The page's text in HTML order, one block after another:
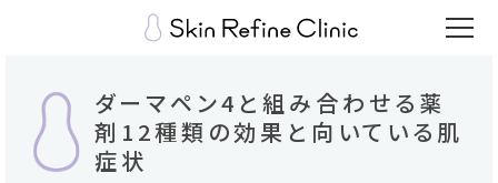
ダーマペン4と組み合わせる薬
剤12種類の効果と向いている肌
症状